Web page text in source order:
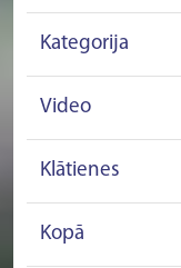
Kategorija
Video
Klātienes
Kopā